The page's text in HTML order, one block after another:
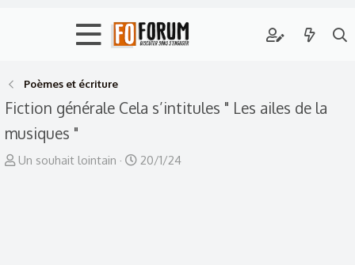
Poèmes et écriture
Fiction générale Cela s’intitules " Les ailes de la
musiques "
A
Un souhait lointain
D
20/1/24